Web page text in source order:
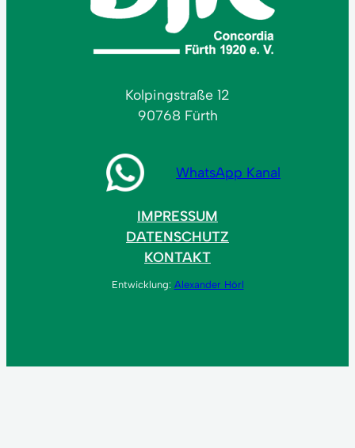
Kolpingstraße 12
90768 Fürth
WhatsApp Kanal
IMPRESSUM
DATENSCHUTZ
KONTAKT
Entwicklung: Alexander Hörl